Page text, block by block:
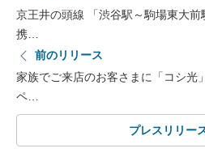
京王井の頭線 「渋谷駅～駒場東大
携…
前のリリース
家族でご来店のお客さまに「コシ光
ペ…
プレスリリー